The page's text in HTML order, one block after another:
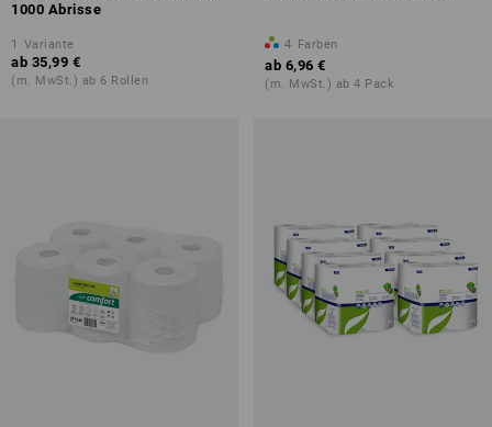
1000 Abrisse
1 Variante
ab 35,99 €
(m. MwSt.) ab 6 Rollen
4 Farben
ab 6,96 €
(m. MwSt.) ab 4 Pack